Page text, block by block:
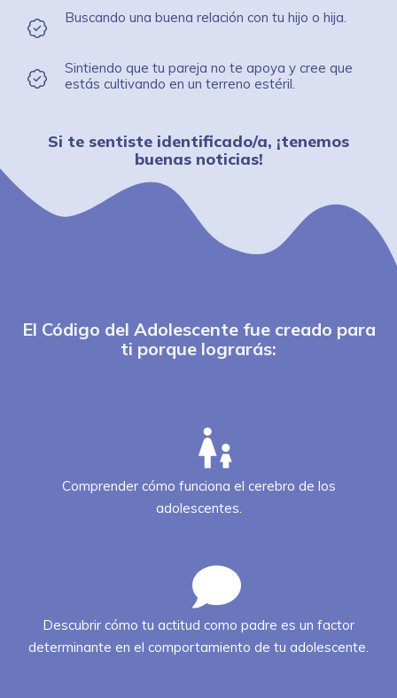
Buscando una buena relación con tu hijo o hija.
Sintiendo que tu pareja no te apoya y cree que
estás cultivando en un terreno estéril.
Si te sentiste identificado/a, ¡tenemos
buenas noticias!
El Código del Adolescente fue creado para
ti porque lograrás:
Comprender cómo funciona el cerebro de los
adolescentes.
Descubrir cómo tu actitud como padre es un factor
determinante en el comportamiento de tu adolescente.